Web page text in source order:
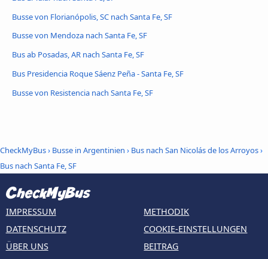
Busse von Florianópolis, SC nach Santa Fe, SF
Busse von Mendoza nach Santa Fe, SF
Bus ab Posadas, AR nach Santa Fe, SF
Bus Presidencia Roque Sáenz Peña - Santa Fe, SF
Busse von Resistencia nach Santa Fe, SF
CheckMyBus› Busse in Argentinien › Bus nach San Nicolás de los Arroyos›
Bus nach Santa Fe, SF
IMPRESSUM
DATENSCHUTZ
ÜBER UNS
METHODIK
COOKIE-EINSTELLUNGEN
BEITRAG